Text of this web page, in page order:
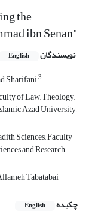
the
ibn Senan"
نویسندگان English
Sharifani3
of Law, Theology,
Azad University,
Sciences; Faculty
and Research,
Tabatabai
چکیده
English